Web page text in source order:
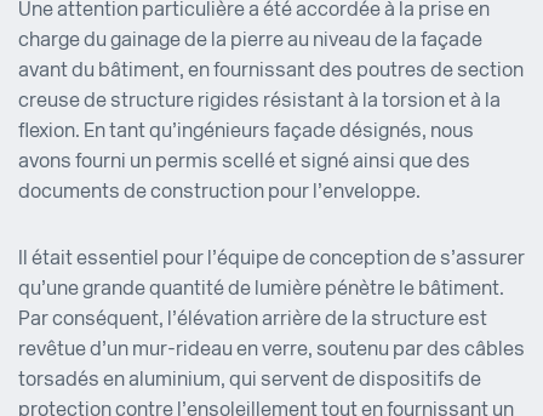
Une attention particulière a été accordée à la prise en
charge du gainage de la pierre au niveau de la façade
avant du bâtiment, en fournissant des poutres de section
creuse de structure rigides résistant à la torsion et à la
flexion. En tant qu’ingénieurs façade désignés, nous
avons fourni un permis scellé et signé ainsi que des
documents de construction pour l’enveloppe.
Il était essentiel pour l’équipe de conception de s’assurer
qu’une grande quantité de lumière pénètre le bâtiment.
Par conséquent, l’élévation arrière de la structure est
revêtue d’un mur-rideau en verre, soutenu par des câbles
torsadés en aluminium, qui servent de dispositifs de
protection contre l’ensoleillement tout en fournissant un